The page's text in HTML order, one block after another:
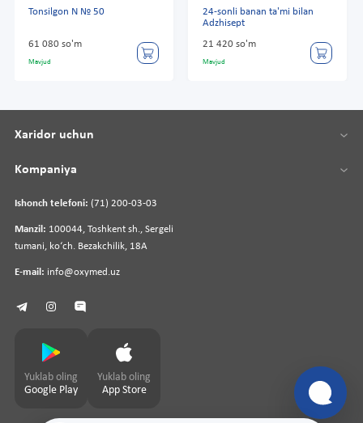
Tonsilgon N № 50
61 080 so'm
Mavjud
24-sonli banan ta'mi bilan
Adzhisept
21 420 so'm
Mavjud
Ishonch telefoni: (71) 200-03-03
Manzil: 100044, Toshkent sh., Sergeli
tumani, koʻch. Bezakchilik, 18A
E-mail: info@oxymed.uz
Xaridor uchun
Kompaniya
Yuklab oling
Google Play
Yuklab oling
App Store